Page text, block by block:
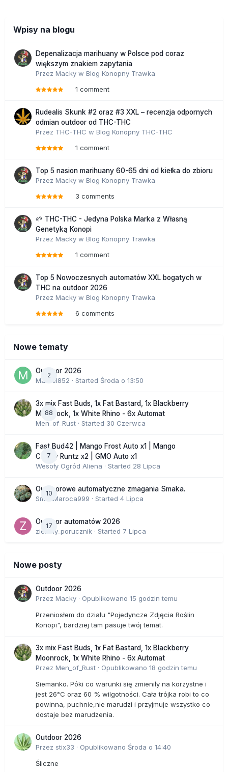
Wpisy na blogu
Depenalizacja marihuany w Polsce pod coraz
większym znakiem zapytania
Przez Macky w Blog Konopny Trawka
1 comment
Rudealis Skunk #2 oraz #3 XXL – recenzja odpornych
odmian outdoor od THC-THC
Przez THC-THC w Blog Konopny THC-THC
1 comment
Top 5 nasion marihuany 60-65 dni od kiełka do zbioru
Przez Macky w Blog Konopny Trawka
3 comments
🌱 THC-THC - Jedyna Polska Marka z Własną
Genetyką Konopi
Przez Macky w Blog Konopny Trawka
1 comment
Top 5 Nowoczesnych automatów XXL bogatych w
THC na outdoor 2026
Przez Macky w Blog Konopny Trawka
6 comments
Nowe tematy
2
Outdoor 2026
Marcel852 · Started Środa o 13:50
88
3x mix Fast Buds, 1x Fat Bastard, 1x Blackberry
Moonrock, 1x White Rhino - 6x Automat
Men_of_Rust · Started 30 Czerwca
7
Fast Bud42 | Mango Frost Auto x1 | Mango
Cherry Runtz x2 | GMO Auto x1
Wesoły Ogród Aliena · Started 28 Lipca
10
Outdoorowe automatyczne zmagania Smaka.
SmakMaroca999 · Started 4 Lipca
17
Outdoor automatów 2026
zielony_porucznik · Started 7 Lipca
Nowe posty
Outdoor 2026
Przez Macky · Opublikowano 15 godzin temu
Przeniosłem do działu "Pojedyncze Zdjęcia Roślin
Konopi", bardziej tam pasuje twój temat.
3x mix Fast Buds, 1x Fat Bastard, 1x Blackberry
Moonrock, 1x White Rhino - 6x Automat
Przez Men_of_Rust · Opublikowano 18 godzin temu
Siemanko. Póki co warunki się zmieniły na korzystne i
jest 26°C oraz 60 % wilgotności. Cała trójka robi to co
powinna, puchnie,nie marudzi i przyjmuje wszystko co
dostaje bez marudzenia.
Outdoor 2026
Przez stix33 · Opublikowano Środa o 14:40
Śliczne